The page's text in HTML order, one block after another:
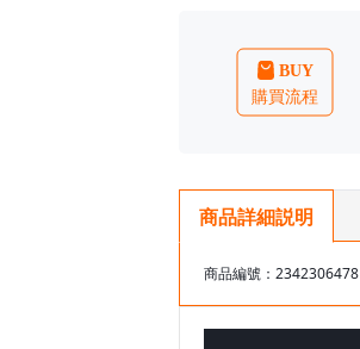
商品詳細説明
商品編號：2342306478